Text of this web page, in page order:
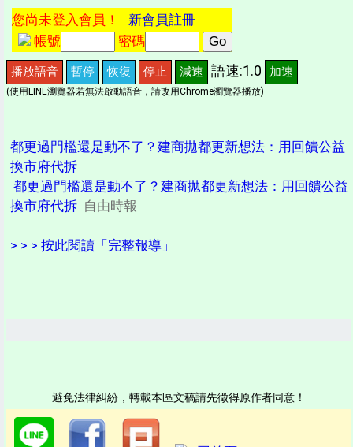
您尚未登入會員！ 新會員註冊
帳號
密碼
播放語音 暫停 恢復 停止 減速 語速:1.0 加速
(使用LINE瀏覽器若無法啟動語音，請改用Chrome瀏覽器播放)
都更過門檻還是動不了？建商拋都更新想法：用回饋公益
換市府代拆
都更過門檻還是動不了？建商拋都更新想法：用回饋公益
換市府代拆 自由時報
> > > 按此閱讀「完整報導」
避免法律糾紛，轉載本區文稿請先徵得原作者同意！